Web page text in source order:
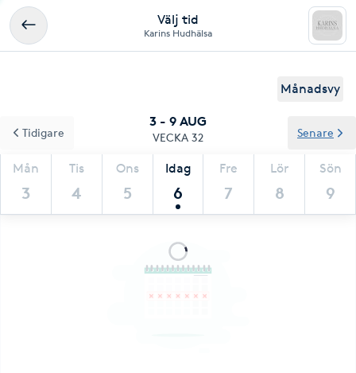
Välj tid
Karins Hudhälsa
Månadsvy
3 - 9 AUG
VECKA 32
Mån
3
Tis
4
Ons
5
Idag
6
Fre
7
Lör
8
Sön
9
Tidigare Senare